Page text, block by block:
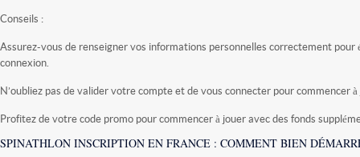
Conseils :
Assurez-vous de renseigner vos informations personnelles correctement
connexion.
N’oubliez pas de valider votre compte et de vous connecter pour commencer
Profitez de votre code promo pour commencer à jouer avec des fonds
SPINATHLON INSCRIPTION EN FRANCE : COMMENT BIEN